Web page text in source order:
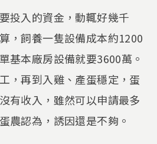
投入的資金，動輒好幾千
，飼養一隻設備成本約1200
基本廠房設備就要3600萬。
，再到入雞、產蛋穩定，蛋
有收入，雖然可以申請最多
農認為，誘因還是不夠。